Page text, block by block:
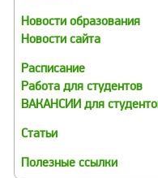
Новости образования
Новости сайта
Расписание
Работа для студентов
ВАКАНСИИ для
Статьи
Полезные ссылки